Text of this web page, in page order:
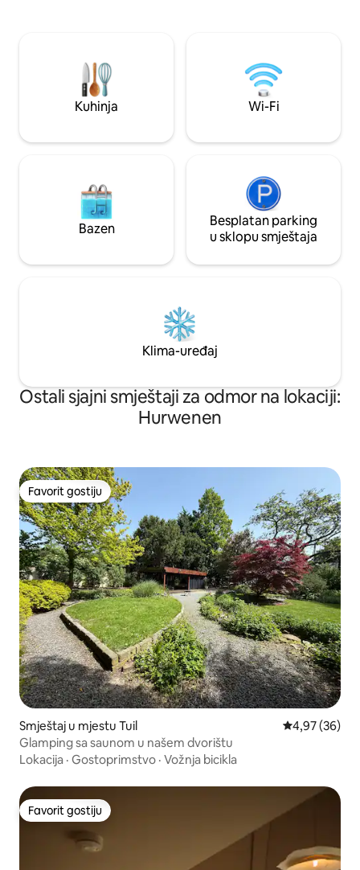
noćenju Privatna sauna: 12,50 € po osobi
za termin od 90 minuta Privatna terasa u
vrtu iza kuće
golf Kerkdriel 9
dimljena jegulja
Kuhinja Wi-Fi
Bazen
Besplatan parking
u sklopu smještaja
Klima-uređaj
Ostali sjajni smještaji za odmor na lokaciji:
Hurwenen
Favorit gostiju
Favorit gostiju
Smještaj u mjestu Tuil Prosječna
4,97 (36)
Glamping sa saunom u našem dvorištu
Lokacija · Gostoprimstvo · Vožnja bicikla
Favorit gostiju
Favorit gostiju